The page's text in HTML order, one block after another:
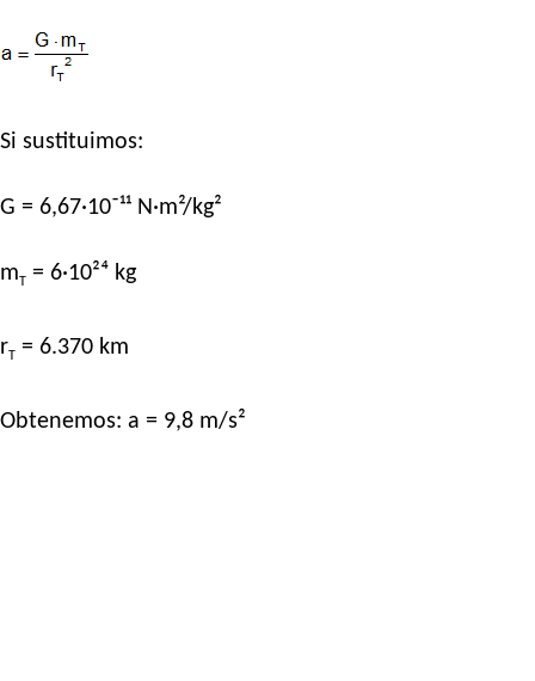
Si sustituimos:
G = 6,67·10⁻¹¹ N·m²/kg²
m = 6·10²⁴ kg
r = 6.370 km
Obtenemos: a = 9,8 m/s²